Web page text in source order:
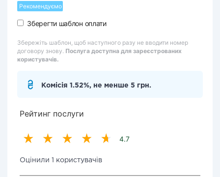
Рекомендуємо
Зберегти шаблон оплати
Збережіть шаблон, щоб наступного разу не вводити номер
договору знову. Послуга доступна для зареєстрованих
користувачів.
Комісія 1.52%, не менше 5 грн.
Рейтинг послуги
4.7
Оцінили 1 користувачів